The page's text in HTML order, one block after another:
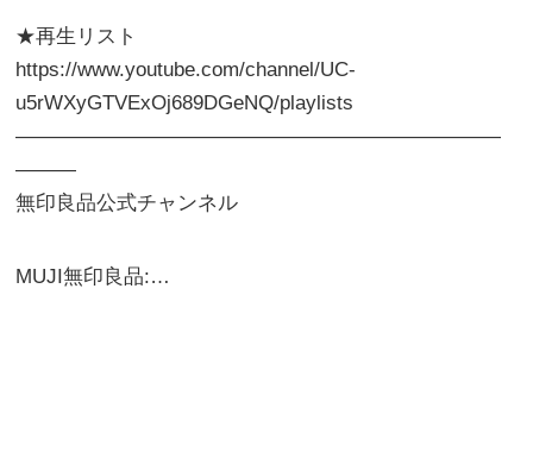
★再生リスト
https://www.youtube.com/channel/UC-
u5rWXyGTVExOj689DGeNQ/playlists
――――――――――――――――――――――――
―――
無印良品公式チャンネル
MUJI無印良品:…